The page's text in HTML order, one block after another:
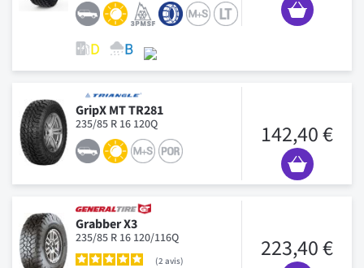
GripX MT TR281
235/85 R 16 120Q 142,40 €
Grabber X3
235/85 R 16 120/116Q
2 avis 223,40 €